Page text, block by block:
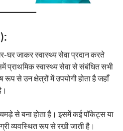
घर जाकर स्वास्थ्य सेवा प्रदान करते
स्वास्थ्य सेवा से संबंधित सभी
से उन क्षेत्रों में उपयोगी होता है जहाँ
से बना होता है। इसमें कई पॉकेट्स या
व्यवस्थित रूप से रखी जाती है।